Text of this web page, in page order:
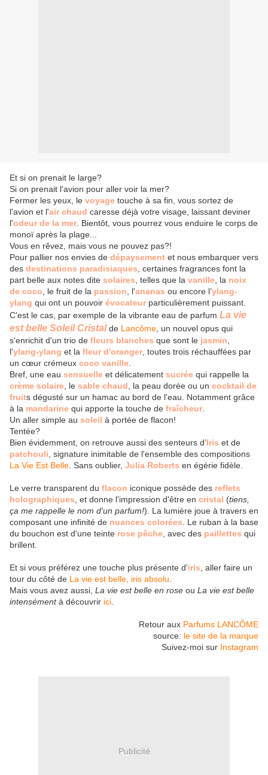
Et si on prenait le large?
Si on prenait l'avion pour aller voir la mer?
Fermer les yeux, le voyage touche à sa fin, vous sortez de
l'avion et l'air chaud caresse déjà votre visage, laissant deviner
l'odeur de la mer. Bientôt, vous pourrez vous enduire le corps de
monoï après la plage...
Vous en rêvez, mais vous ne pouvez pas?!
Pour pallier nos envies de dépaysement et nous embarquer vers
des destinations paradisiaques , certaines fragrances font la
part belle aux notes dite solaires , telles que la vanille , la noix
de coco , le fruit de la passion , l'ananas ou encore l’ylang-
ylang qui ont un pouvoir évocateur particulièrement puissant.
C'est le cas, par exemple de la vibrante eau de parfum La vie
est belle Soleil Cristalde Lancôme , un nouvel opus qui
s'enrichit d'un trio de fleurs blanches que sont le jasmin
l'ylang-ylang et la fleur d'oranger, toutes trois réchauffées par
un cœur crémeux coco vanille
Bref, une eau sensuelle et délicatement sucrée qui rappelle la
crème solaire , le sable chaud , la peau dorée ou un cocktail de
fruits dégusté sur un hamac au bord de l'eau. Notamment grâce
à la mandarine qui apporte la touche de fraîcheur.
Un aller simple au soleil à portée de flacon!
Tentée?
Bien évidemment, on retrouve aussi des senteurs d’Iris et de
patchouli , signature inimitable de l'ensemble des compositions
La Vie Est Belle . Sans oublier, Julia Roberts en égérie fidèle.
Le verre transparent du flacon iconique possède des reflets
holographiques , et donne l'impression d'être en cristal (tiens,
ça me rappelle le nom d'un parfum!). La lumière joue à travers en
composant une infinité de nuances colorées . Le ruban à la base
du bouchon est d'une teinte rose pêche , avec des paillettes qui
brillent.
Et si vous préférez une touche plus présente d'iris , aller faire un
tour du côté de La vie est belle, iris absolu
Mais vous avez aussi, La vie est belle en rose ou La vie est belle
intensémentà découvrir ici
Retour aux Parfums LANCÔME
source: le site de la marque
Suivez-moi sur Instagram
Publicité